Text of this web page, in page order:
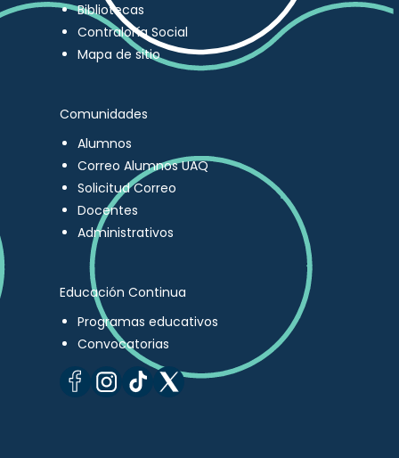
Bibliotecas
Contraloría Social
Mapa de sitio
Comunidades
Alumnos
Correo Alumnos UAQ
Solicitud Correo
Docentes
Administrativos
Educación Continua
Programas educativos
Convocatorias